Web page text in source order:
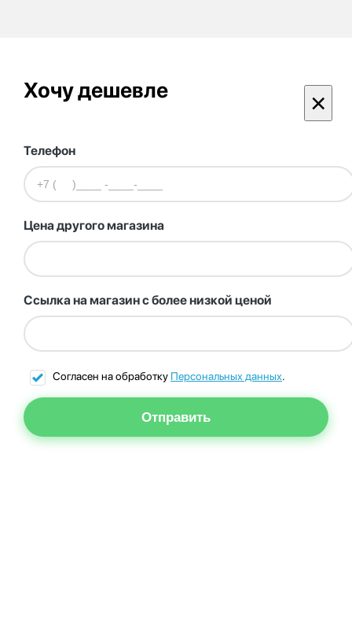
Хочу дешевле ×
Телефон
Цена другого магазина
Ссылка на магазин с более низкой ценой
Согласен на обработку Персональных данных.
Отправить